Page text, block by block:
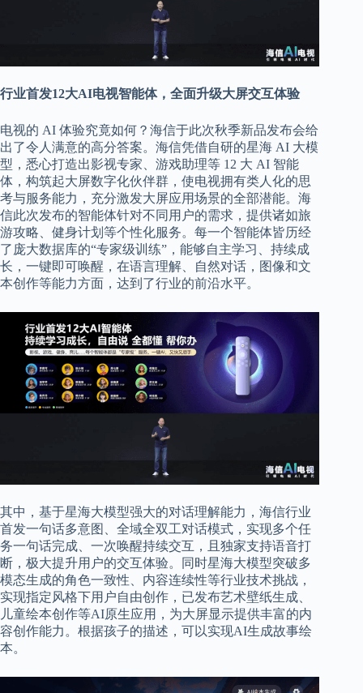
行业首发12大AI电视智能体，全面升级大屏交互体验
电视的 AI 体验究竟如何？海信于此次秋季新品发布会给
出了令人满意的高分答案。海信凭借自研的星海 AI 大模
型，悉心打造出影视专家、游戏助理等 12 大 AI 智能
体，构筑起大屏数字化伙伴群，使电视拥有类人化的思
考与服务能力，充分激发大屏应用场景的全部潜能。海
信此次发布的智能体针对不同用户的需求，提供诸如旅
游攻略、健身计划等个性化服务。每一个智能体皆历经
了庞大数据库的“专家级训练”，能够自主学习、持续成
长，一键即可唤醒，在语言理解、自然对话，图像和文
本创作等能力方面，达到了行业的前沿水平。
其中，基于星海大模型强大的对话理解能力，海信行业
首发一句话多意图、全域全双工对话模式，实现多个任
务一句话完成、一次唤醒持续交互，且独家支持语音打
断，极大提升用户的交互体验。同时星海大模型突破多
模态生成的角色一致性、内容连续性等行业技术挑战，
实现指定风格下用户自由创作，已发布艺术壁纸生成、
儿童绘本创作等AI原生应用，为大屏显示提供丰富的内
容创作能力。根据孩子的描述，可以实现AI生成故事绘
本。